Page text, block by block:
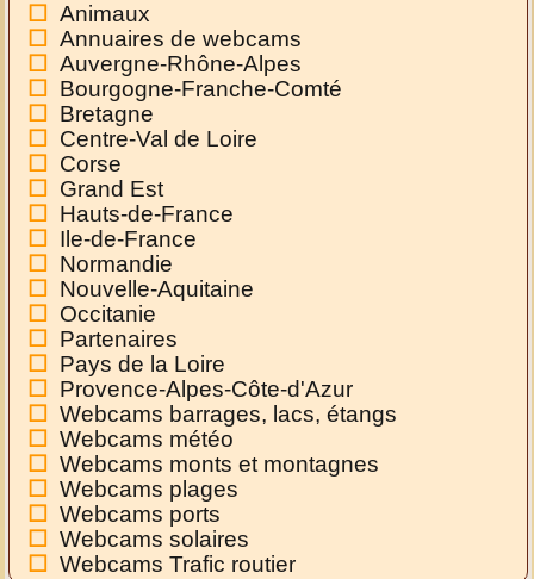
Animaux
Annuaires de webcams
Auvergne-Rhône-Alpes
Bourgogne-Franche-Comté
Bretagne
Centre-Val de Loire
Corse
Grand Est
Hauts-de-France
Ile-de-France
Normandie
Nouvelle-Aquitaine
Occitanie
Partenaires
Pays de la Loire
Provence-Alpes-Côte-d'Azur
Webcams barrages, lacs, étangs
Webcams météo
Webcams monts et montagnes
Webcams plages
Webcams ports
Webcams solaires
Webcams Trafic routier